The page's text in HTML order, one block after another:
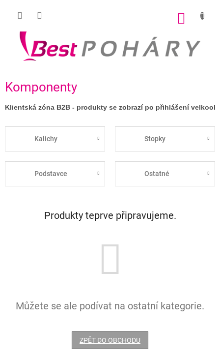
Komponenty
Klientská zóna B2B - produkty se zobrazí po přihlášení
Kalichy Stopky
Podstavce Ostatné
Produkty teprve připravujeme.
Můžete se ale podívat na ostatní kategorie.
ZPĚT DO OBCHODU